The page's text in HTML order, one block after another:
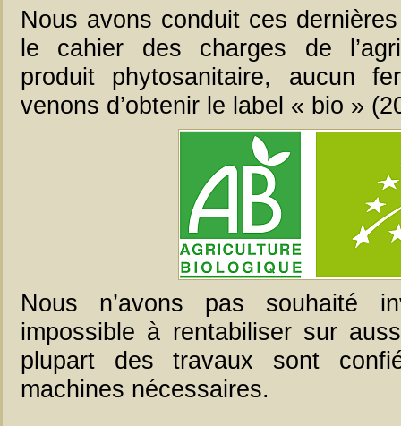
Nous avons conduit ces
le cahier des charges de
produit phytosanitaire, aucun
venons d’obtenir le label « bio »
Nous n’avons pas souhaité
impossible à rentabiliser sur
plupart des travaux sont
machines nécessaires.